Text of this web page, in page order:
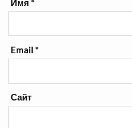
Имя*
Email*
Сайт